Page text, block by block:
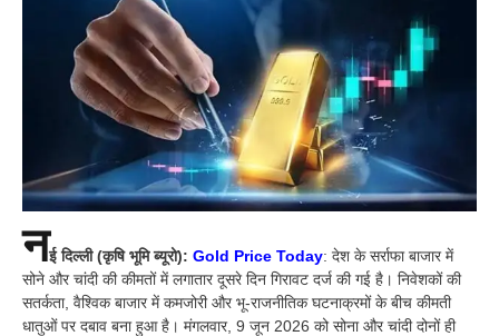
नई दिल्ली (कृषि भूमि ब्यूरो): Gold Price Today: देश के सर्राफा बाजार में
सोने और चांदी की कीमतों में लगातार दूसरे दिन गिरावट दर्ज की गई है। निवेशकों की
सतर्कता, वैश्विक बाजार में कमजोरी और भू-राजनीतिक घटनाक्रमों के बीच कीमती
धातुओं पर दबाव बना हुआ है। मंगलवार, 9 जून 2026 को सोना और चांदी दोनों ही